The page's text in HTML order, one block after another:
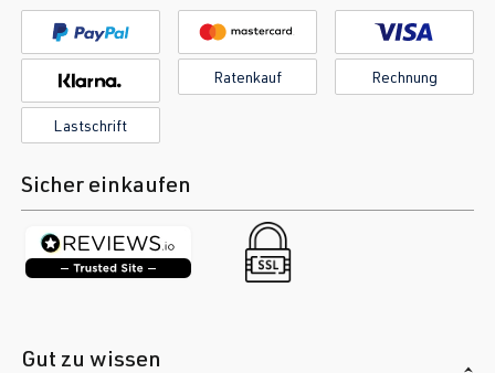
Ratenkauf Rechnung
Lastschrift
Sicher einkaufen
Gut zu wissen